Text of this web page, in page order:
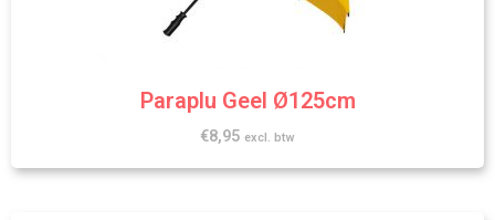
Paraplu Geel Ø125cm
€8,95 excl. btw